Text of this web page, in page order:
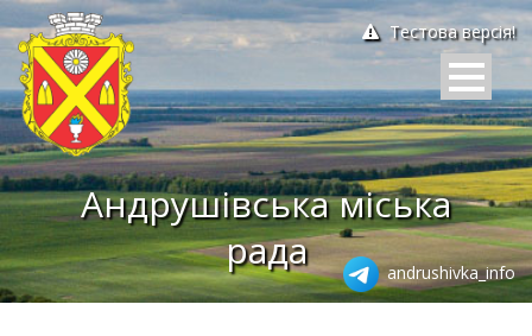
Тестова версія!
Андрушівська міська
рада
andrushivka_info